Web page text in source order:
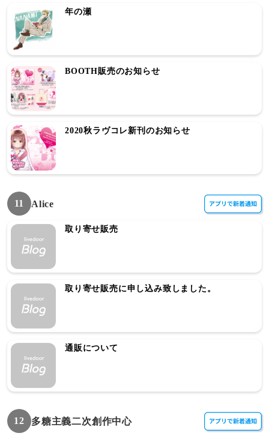
年の瀬
BOOTH販売のお知らせ
2020秋ラヴコレ新刊のお知らせ
11 Alice
取り寄せ販売
取り寄せ販売に申し込み致しました。
通販について
12 多糖主義二次創作中心